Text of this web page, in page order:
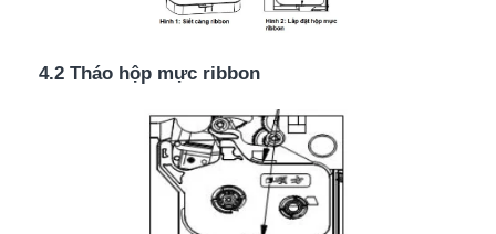
4.2 Tháo hộp mực ribbon